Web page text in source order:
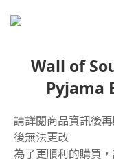
Wall of
Pyjama
請詳閱商品資訊後
後無法更改
為了更順利的購買